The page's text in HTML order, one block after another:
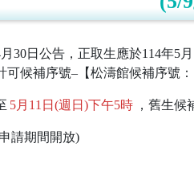
30日公告，正取生應於114年
候補序號–【松濤館候補序號：
5月11日(週日)下午5時 ，舊生
請期間開放)